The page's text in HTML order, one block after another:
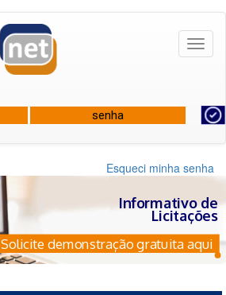
Esqueci minha senha
Informativo de
Licitações
Solicite demonstração gratuita aqui